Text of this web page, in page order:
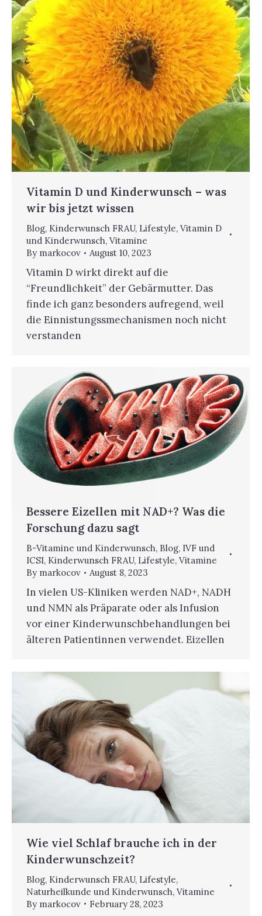
Vitamin D und Kinderwunsch – was
wir bis jetzt wissen
Blog, Kinderwunsch FRAU, Lifestyle, Vitamin D
und Kinderwunsch, Vitamine
By markocov August 10, 2023
Vitamin D wirkt direkt auf die
“Freundlichkeit” der Gebärmutter. Das
finde ich ganz besonders aufregend, weil
die Einnistungssmechanismen noch nicht
verstanden
Bessere Eizellen mit NAD+? Was die
Forschung dazu sagt
B-Vitamine und Kinderwunsch, Blog, IVF und
ICSI, Kinderwunsch FRAU, Lifestyle, Vitamine
By markocov August 8, 2023
In vielen US-Kliniken werden NAD+, NADH
und NMN als Präparate oder als Infusion
vor einer Kinderwunschbehandlungen bei
älteren Patientinnen verwendet. Eizellen
Wie viel Schlaf brauche ich in der
Kinderwunschzeit?
Blog, Kinderwunsch FRAU, Lifestyle,
Naturheilkunde und Kinderwunsch, Vitamine
By markocov February 28, 2023